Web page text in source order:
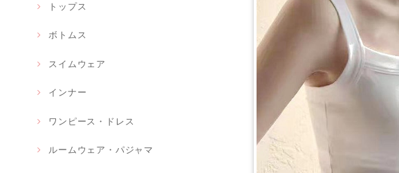
トップス
ボトムス
スイムウェア
インナー
ワンピース・ドレス
ルームウェア・パジャマ